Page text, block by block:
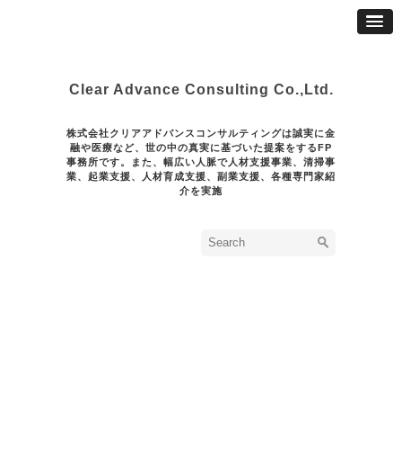
Clear Advance Consulting Co.,Ltd.
株式会社クリアアドバンスコンサルティングは誠実に金
融や医療など、世の中の真実に基づいた提案をするFP
事務所です。また、幅広い人脈で人材支援事業、清掃事
業、起業支援、人材育成支援、副業支援、各種専門家紹
介を実施